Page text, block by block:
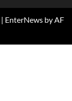
| EnterNewsby AF